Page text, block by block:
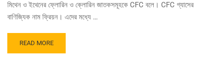
মিথেন ও ইথেনের ফ্লোরিন ও ক্লোরিন জাতকসমূহকে CFC বলে। CFC গ্যাসের
বাণিজ্যিক নাম ফ্রিয়ন। এদের মধ্যে …
READ
MORE
READ MORE